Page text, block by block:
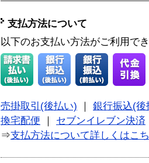
支払方法について
以下のお支払い方法がご利用で
売掛取引(後払い)
銀行振込(後
換宅配便
セブンイレブン決済
⇒支払方法について詳しくはこ